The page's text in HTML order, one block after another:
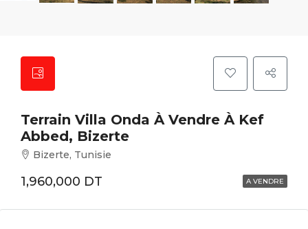
Terrain Villa Onda À Vendre À Kef
Abbed, Bizerte
Bizerte, Tunisie
1,960,000 DT A VENDRE